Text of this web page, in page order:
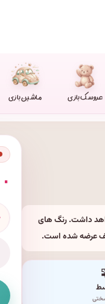
عروسک بازی ماشین بازی
داشت. رنگ های
عرضه شده است.